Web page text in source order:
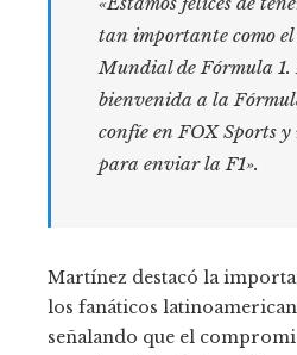
tan importante como
Mundial de Fórmula 1.
bienvenida a la
confíe en FOX Sports y
para enviar la F1».
Martínez destacó la
los fanáticos
señalando que el